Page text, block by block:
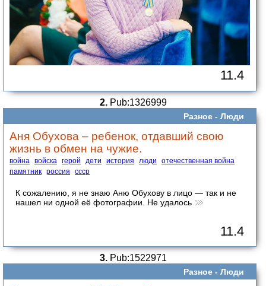
11.4
2.Pub:1326999
Разное - Люди
Аня Обухова – ребенок, отдавший свою
жизнь в обмен на чужие.
война войска герой дети история люди
отечественная война
памятник россия ссср
К сожалению, я не знаю Аню Обухову в лицо — так и не
нашел ни одной её фотографии. Не удалось
11.4
3.Pub:1522971
Разное - Люди